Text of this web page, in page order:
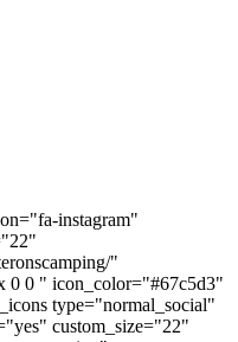
instagram"
"
0 0 " icon_color="#67c5d3"
type="normal_social"
custom_size="22"